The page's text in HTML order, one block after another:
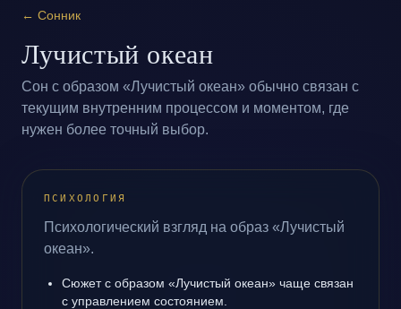
← Сонник
Лучистый океан
Сон с образом «Лучистый океан» обычно связан с
текущим внутренним процессом и моментом, где
нужен более точный выбор.
ПСИХОЛОГИЯ
Психологический взгляд на образ «Лучистый
океан».
Сюжет с образом «Лучистый океан» чаще связан
с управлением состоянием.